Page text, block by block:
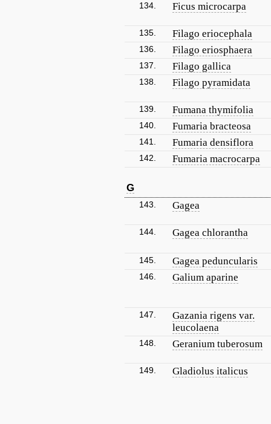
134. Ficus microcarpa
135. Filago eriocephala
136. Filago eriosphaera
137. Filago gallica
138. Filago pyramidata
139. Fumana thymifolia
140. Fumaria bracteosa
141. Fumaria densiflora
142. Fumaria macrocarpa
G
143. Gagea
144. Gagea chlorantha
145. Gagea peduncularis
146. Galium aparine
147.
Gazania rigens var.
leucolaena
148. Geranium tuberosum
149. Gladiolus italicus